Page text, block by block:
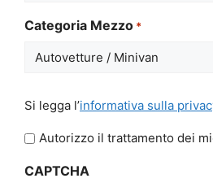
GG
slash
Categoria Mezzo *
legga
l'informativa
privacy
Si legga l’informativa sulla
Autorizzo il trattamento dei
CAPTCHA